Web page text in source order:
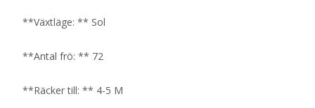
**Växtläge: ** Sol
**Antal frö: ** 72
**Räcker till: ** 4-5 M